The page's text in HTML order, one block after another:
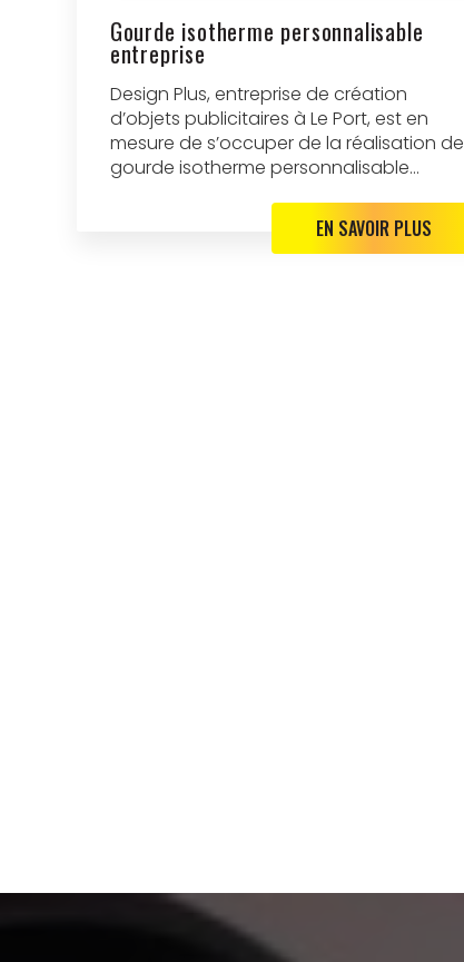
Gourde isotherme personnalisable
entreprise
Design Plus, entreprise de création
d’objets publicitaires à Le Port, est en
mesure de s’occuper de la réalisation de
gourde isotherme personnalisable...
EN SAVOIR PLUS